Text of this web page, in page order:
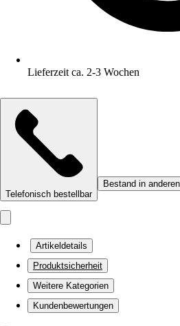
Lieferzeit ca. 2-3 Wochen
Telefonisch bestellbar
Bestand in
Artikeldetails
Produktsicherheit
Weitere Kategorien
Kundenbewertungen